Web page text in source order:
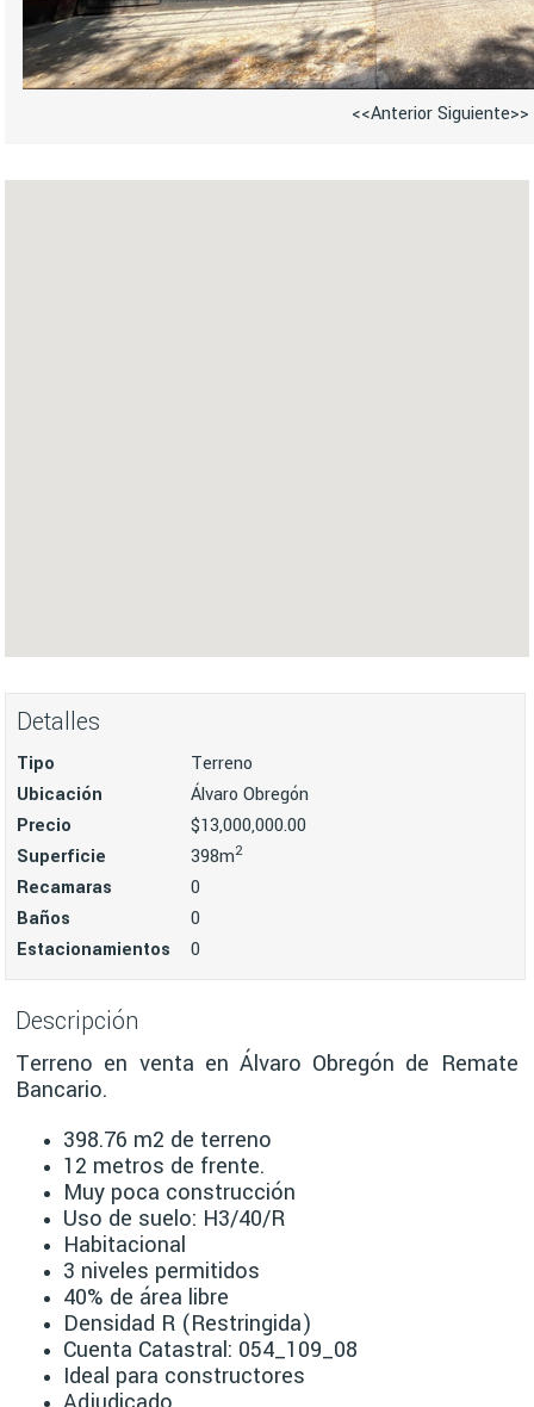
<<AnteriorSiguiente>>
Detalles
Tipo
Terreno
Ubicación
Álvaro Obregón
Precio
$13,000,000.00
Superficie
398m2
Recamaras
0
Baños
0
Estacionamientos
0
Descripción
Terreno en venta en Álvaro Obregón de Remate
Bancario.
398.76 m2 de terreno
12 metros de frente.
Muy poca construcción
Uso de suelo: H3/40/R
Habitacional
3 niveles permitidos
40% de área libre
Densidad R (Restringida)
Cuenta Catastral: 054_109_08
Ideal para constructores